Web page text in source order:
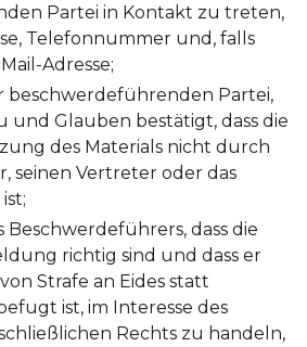
Partei in Kontakt zu treten,
Telefonnummer und, falls
Adresse;
beschwerdeführenden Partei,
und Glauben bestätigt, dass die
des Materials nicht durch
seinen Vertreter oder das
Beschwerdeführers, dass die
richtig sind und dass er
Strafe an Eides statt
ist, im Interesse des
Rechts zu handeln,